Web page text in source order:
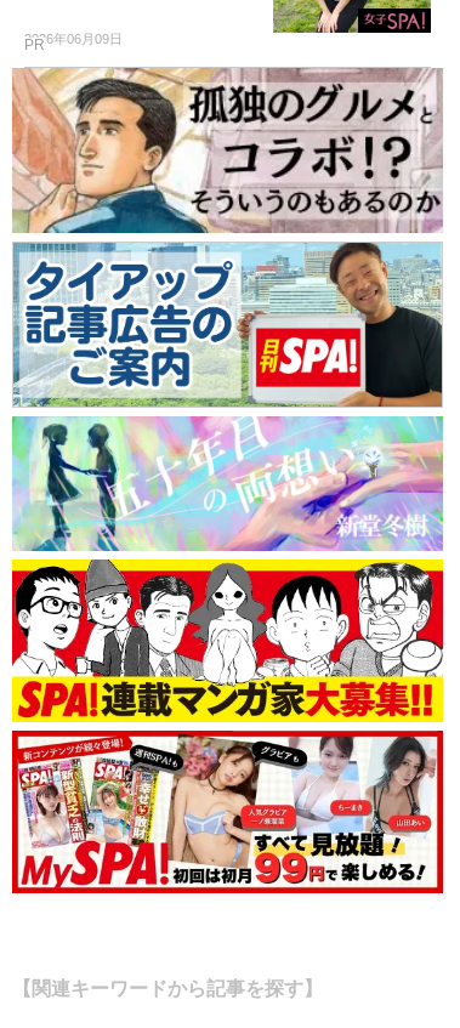
2026年06月09日
PR
【関連キーワードから記事を探す】